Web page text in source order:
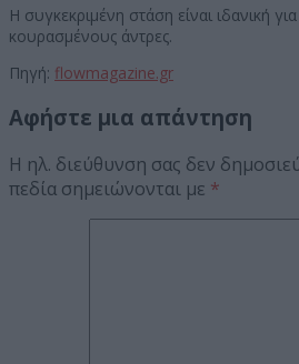
Η συγκεκριμένη στάση είναι ιδανική
κουρασμένους άντρες.
Πηγή: flowmagazine.gr
Αφήστε μια απάντηση
Η ηλ. διεύθυνση σας δεν
πεδία σημειώνονται με *